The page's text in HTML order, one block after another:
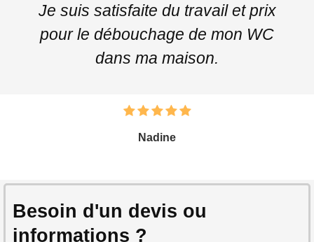
Je suis satisfaite du travail et prix
pour le débouchage de mon WC
dans ma maison.
Nadine
Besoin d'un devis ou
informations ?